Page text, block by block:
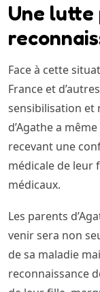
Une lutte
Face à cette
France et
sensibilisation et
d’Agathe a
recevant une
médicale de leur
médicaux.
Les parents
venir sera non
de sa maladie
reconnaissance